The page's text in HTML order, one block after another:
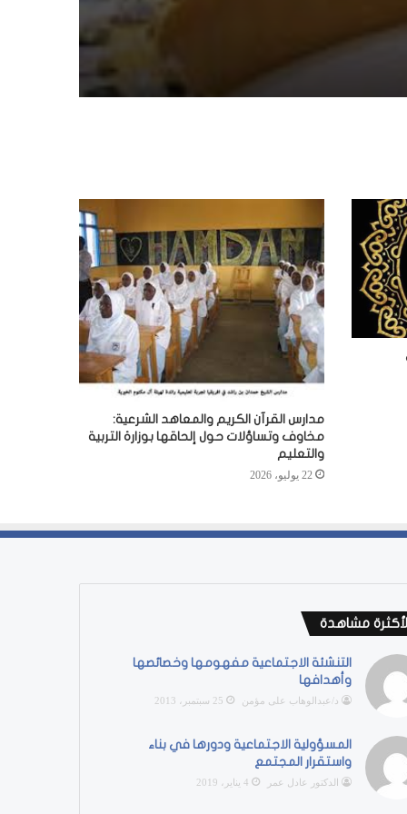
مدارس القرآن الكريم والمعاهد الشرعية:
مخاوف وتساؤلات حول إلحاقها بوزارة التربية
والتعليم
22 يوليو، 2026
مشاهدة
التنشئة الاجتماعية مفهومها وخصائصها
وأهدافها
د/عبدالوهاب على مؤمن 25 سبتمبر، 2013
المسؤولية الاجتماعية ودورها في بناء
واستقرار المجتمع
الدكتور عادل عمر 4 يناير، 2019